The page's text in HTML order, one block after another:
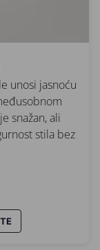
unosi jasnoću
snažan, ali
stila bez